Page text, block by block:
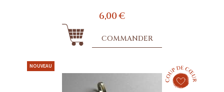
6,00 €
COMMANDER
NOUVEAU